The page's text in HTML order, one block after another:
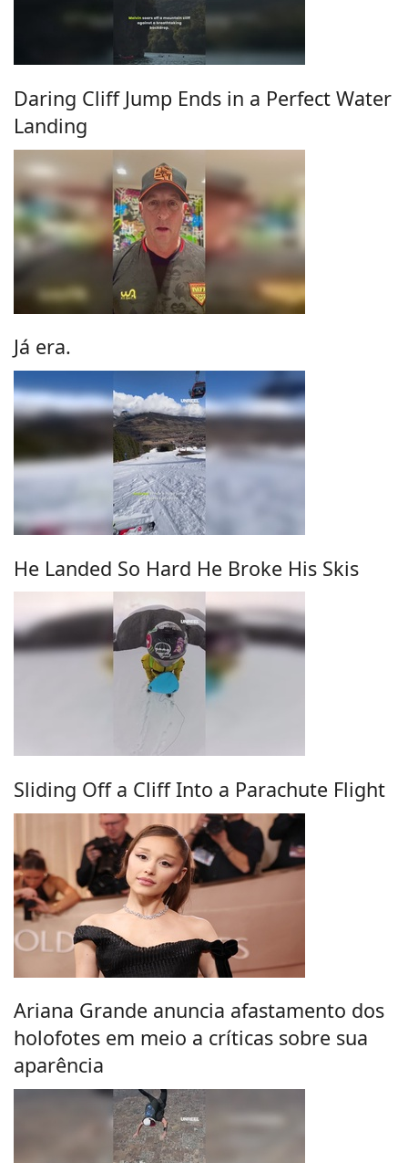
Daring Cliff Jump Ends in a Perfect Water
Landing
Já era.
He Landed So Hard He Broke His Skis
Sliding Off a Cliff Into a Parachute Flight
Ariana Grande anuncia afastamento dos
holofotes em meio a críticas sobre sua
aparência